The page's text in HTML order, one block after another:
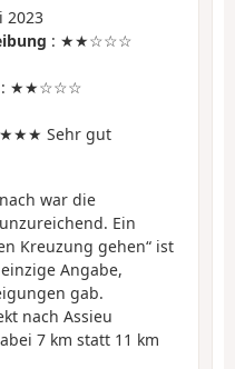
2023
: ★★☆☆☆
: ★★☆☆☆
Sehr gut
war die
Ein
Kreuzung gehen“ ist
Angabe,
gab.
nach Assieu
7 km statt 11 km